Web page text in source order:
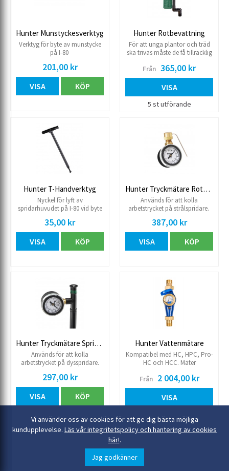
Vi använder oss av cookies för att ge dig bästa möjliga
kundupplevelse. Läs vår integritetspolicy och hantering av cookies
här!.
Jag godkänner
Hunter Munstyckesverktyg
Verktyg för byte av munstycke
på I-80
201,00 kr
VISA KÖP
Hunter Rotbevattning
För att unga plantor och träd
ska trivas måste de få tillräcklig
utbyte syre över alla nivåer i
rotzonen. Detta uppmuntrar
rötter att gro djupt och förbli
växterna blir starka och fullt
Hunters patenterade
StrataRoot™ System, en serie
inre klaffar som leder vatten,
syre och näringsämnen till
rotzonen och ger styvhet åt
förmonterad för enkel
installation, och gallret skyddar
bevattningsutrustning från
bevattning av träd och buskar i
hela rotzonen är RZWS den
optimala lösningen.
Från 365,00 kr
VISA
5 st utförande
Hunter T-Handverktyg
Nyckel för lyft av
spridarhuvudet på I-80 vid byte
35,00 kr
VISA KÖP
Hunter Tryckmätare Rotorspridare
Används för att kolla
arbetstrycket på strålspridare.
387,00 kr
VISA KÖP
Hunter Tryckmätare Sprinklers
Används för att kolla
arbetstrycket på dysspridare.
och munstycke.
297,00 kr
VISA KÖP
Hunter Vattenmätare
Kompatibel med HC, HPC, Pro-
HC och HCC. Mäter
hoppupsystem. Kan även
kopplas samman med
Hydrawise och skickar då
automatiska varningar i
flöde eller oplanerad
flödesförhållanden.
Från 2 004,00 kr
VISA